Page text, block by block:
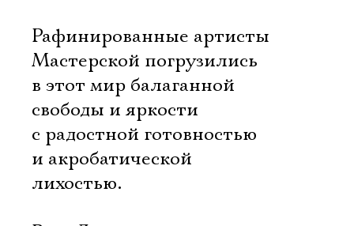
Рафинированные артисты
Мастерской погрузились
в этот мир балаганной
свободы и яркости
с радостной готовностью
и акробатической
лихостью.